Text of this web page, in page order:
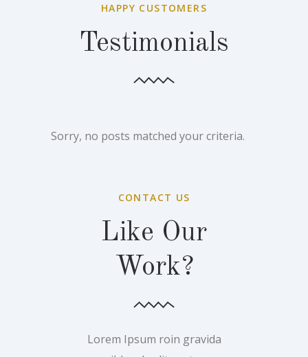
HAPPY CUSTOMERS
Testimonials
Sorry, no posts matched your criteria.
CONTACT US
Like Our
Work?
Lorem Ipsum roin gravida